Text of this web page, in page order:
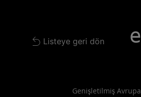
Back to list
Listeye geri dön
Genişletilmiş